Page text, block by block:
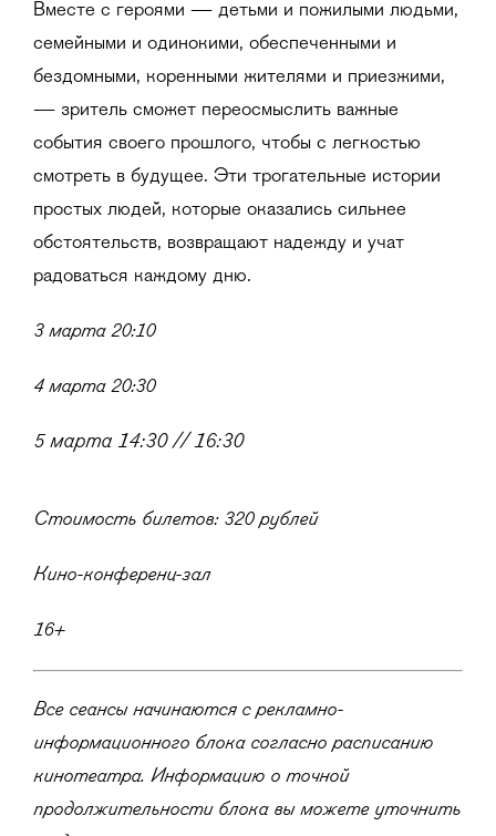
Вместе с героями — детьми и пожилыми людьми,
семейными и одинокими, обеспеченными и
бездомными, коренными жителями и приезжими,
— зритель сможет переосмыслить важные
события своего прошлого, чтобы с легкостью
смотреть в будущее. Эти трогательные истории
простых людей, которые оказались сильнее
обстоятельств, возвращают надежду и учат
радоваться каждому дню.
3 марта 20:10
4 марта 20:30
5 марта 14:30 // 16:30
Стоимость билетов: 320 рублей
Кино-конференц-зал
16+
Все сеансы начинаются с рекламно-
информационного блока согласно расписанию
кинотеатра. Информацию о точной
продолжительности блока вы можете уточнить